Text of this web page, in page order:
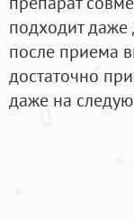
подходит даже
после приема
достаточно
даже на